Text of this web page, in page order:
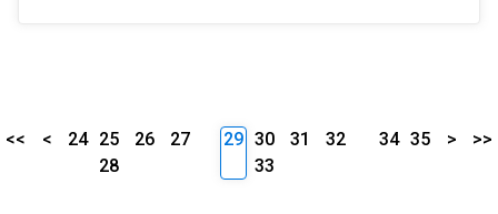
<< < 24 25 26
27
28
29 30 31
32
33
34 35 > >>